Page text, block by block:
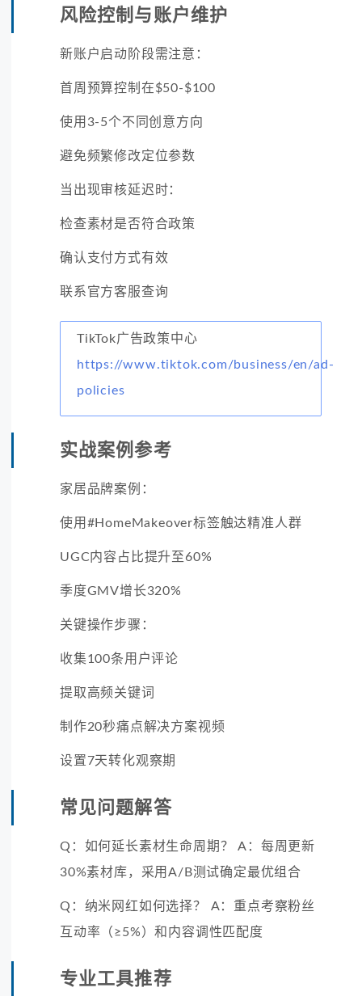
风险控制与账户维护
新账户启动阶段需注意：
首周预算控制在$50-$100
使用3-5个不同创意方向
避免频繁修改定位参数
当出现审核延迟时：
检查素材是否符合政策
确认支付方式有效
联系官方客服查询
TikTok广告政策中心
https://www.tiktok.com/business/en/ad-
policies
实战案例参考
家居品牌案例：
使用#HomeMakeover标签触达精准人群
UGC内容占比提升至60%
季度GMV增长320%
关键操作步骤：
收集100条用户评论
提取高频关键词
制作20秒痛点解决方案视频
设置7天转化观察期
常见问题解答
Q：如何延长素材生命周期？ A：每周更新
30%素材库，采用A/B测试确定最优组合
Q：纳米网红如何选择？ A：重点考察粉丝
互动率（≥5%）和内容调性匹配度
专业工具推荐